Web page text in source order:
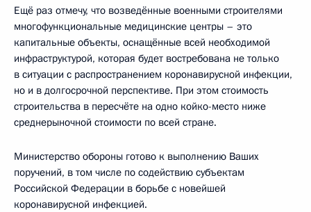
Ещё раз отмечу, что возведённые военными строителями
многофункциональные медицинские центры – это
капитальные объекты, оснащённые всей необходимой
инфраструктурой, которая будет востребована не только
в ситуации с распространением коронавирусной инфекции,
но и в долгосрочной перспективе. При этом стоимость
строительства в пересчёте на одно койко-место ниже
среднерыночной стоимости по всей стране.
Министерство обороны готово к выполнению Ваших
поручений, в том числе по содействию субъектам
Российской Федерации в борьбе с новейшей
коронавирусной инфекцией.